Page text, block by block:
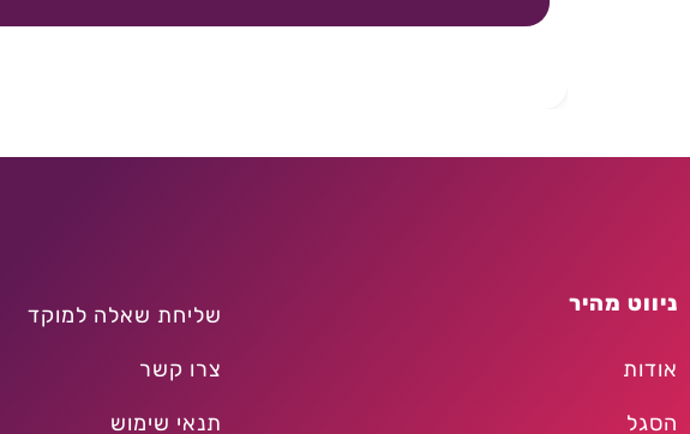
ניווט מהיר
אודות
הסגל
שליחת שאלה למוקד
צרו קשר
תנאי שימוש